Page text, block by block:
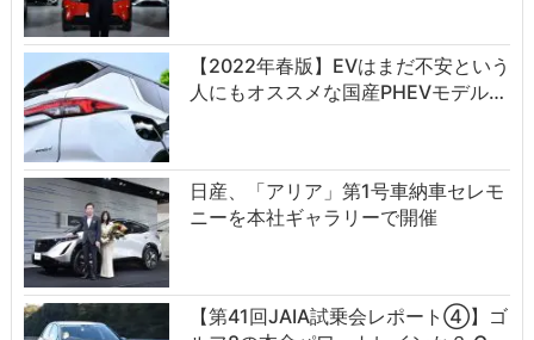
【2022年春版】EVはまだ不安という
人にもオススメな国産PHEVモデル…
日産、「アリア」第1号車納車セレモ
ニーを本社ギャラリーで開催
【第41回JAIA試乗会レポート④】ゴ